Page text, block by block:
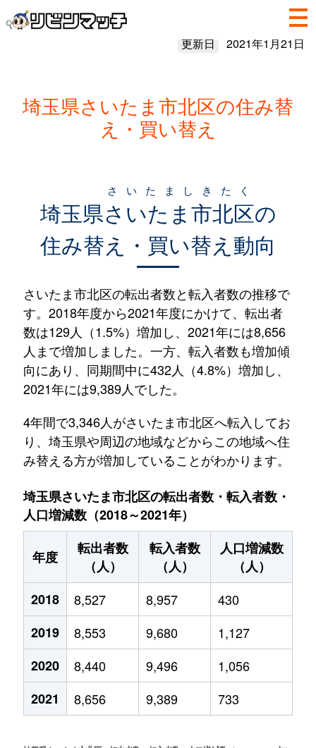
更新日 2021年1月21日
埼玉県さいたま市北区の住み替
え・買い替え
埼玉県さいたま市北区
さいたましきたく
の
住み替え・買い替え動向
さいたま市北区の転出者数と転入者数の推移で
す。2018年度から2021年度にかけて、転出者
数は129人（1.5%）増加し、2021年には8,656
人まで増加しました。一方、転入者数も増加傾
向にあり、同期間中に432人（4.8%）増加し、
2021年には9,389人でした。
4年間で3,346人がさいたま市北区へ転入してお
り、埼玉県や周辺の地域などからこの地域へ住
み替える方が増加していることがわかります。
埼玉県さいたま市北区の転出者数・転入者数・
人口増減数（2018～2021年）
年度
転出者数
（人）
転入者数
（人）
人口増減数
（人）
2018
8,527 8,957
430
2019
8,553 9,680
1,127
2020
8,440 9,496
1,056
2021
8,656 9,389 733